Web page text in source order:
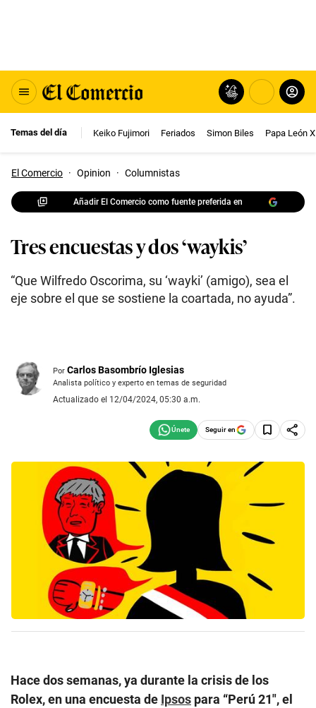
Temas del día Keiko Fujimori Feriados Simon Biles Papa León
El Comercio · Opinion · Columnistas
Añadir El Comercio como fuente preferida en
Tres encuestas y dos ‘waykis’
“Que Wilfredo Oscorima, su ‘wayki’ (amigo), sea el
eje sobre el que se sostiene la coartada, no ayuda”.
Por Carlos Basombrío Iglesias
Analista político y experto en temas de seguridad
Actualizado el 12/04/2024, 05:30 a.m.
Seguir en
Hace dos semanas, ya durante la crisis de los
Rolex, en una encuesta de Ipsos para “Perú 21″, el